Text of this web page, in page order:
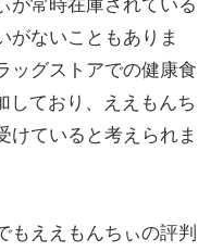
が常時在庫されている
がないこともありま
ッグストアでの健康食
しており、ええもんち
けていると考えられま
もええもんちぃの評判